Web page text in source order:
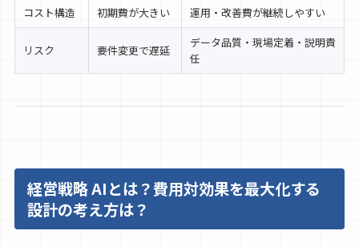
コスト構造 初期費が大きい 運用・改善費が継続しやすい
リスク 要件変更で遅延
データ品質・現場定着・説明責
任
経営戦略 AIとは？費用対効果を最大化する
設計の考え方は？